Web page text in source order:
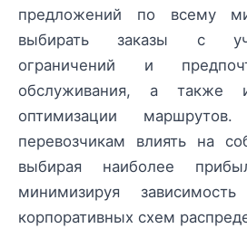
предложений по всему
выбирать заказы с
ограничений и
обслуживания, а также
оптимизации
перевозчикам влиять на
выбирая наиболее
минимизируя
корпоративных схем